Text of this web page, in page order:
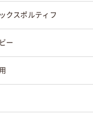
クスポルティフ
ー